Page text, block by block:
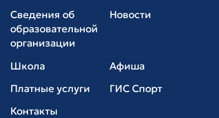
Сведения об
образовательной
организации
Новости
Школа
Афиша
Платные услуги
ГИС Cпорт
Контакты